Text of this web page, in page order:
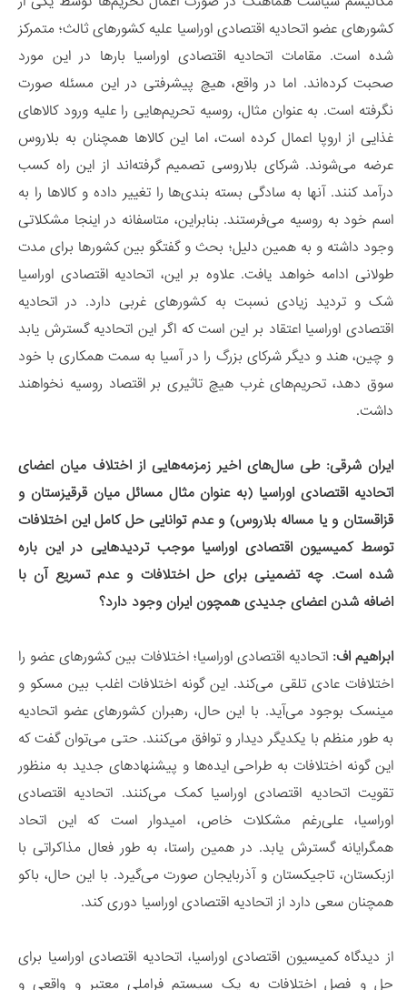
کشورهای عضو اتحادیه اقتصادی اوراسیا علیه کشورهای ثالث؛ متمرکز
شده است. مقامات اتحادیه اقتصادی اوراسیا بارها در این مورد
صحبت کرده‌اند. اما در واقع، هیچ پیشرفتی در این مسئله صورت
نگرفته است. به عنوان مثال، روسیه تحریم‌هایی را علیه ورود کالاهای
غذایی از اروپا اعمال کرده است، اما این کالاها همچنان به بلاروس
عرضه می‌شوند. شرکای بلاروسی تصمیم گرفته‌اند از این راه کسب
درآمد کنند. آنها به سادگی بسته بندی‌ها را تغییر داده و کالاها را به
اسم خود به روسیه می‌فرستند. بنابراین، متاسفانه در اینجا مشکلاتی
وجود داشته و به همین دلیل؛ بحث و گفتگو بین کشورها برای مدت
طولانی ادامه خواهد یافت. علاوه بر این، اتحادیه اقتصادی اوراسیا
شک و تردید زیادی نسبت به کشورهای غربی دارد. در اتحادیه
اقتصادی اوراسیا اعتقاد بر این است که اگر این اتحادیه گسترش یابد
و چین، هند و دیگر شرکای بزرگ را در آسیا به سمت همکاری با خود
سوق دهد، تحریم‌های غرب هیچ تاثیری بر اقتصاد روسیه نخواهند
داشت.
ایران شرقی: طی سال‌های اخیر زمزمه‌هایی از اختلاف میان اعضای
اتحادیه اقتصادی اوراسیا (به عنوان مثال مسائل میان قرقیزستان و
قزاقستان و یا مساله بلاروس) و عدم توانایی حل کامل این اختلافات
توسط کمیسیون اقتصادی اوراسیا موجب تردیدهایی در این باره
شده است. چه تضمینی برای حل اختلافات و عدم تسریع آن با
اضافه شدن اعضای جدیدی همچون ایران وجود دارد؟
ابراهیم اف: اتحادیه اقتصادی اوراسیا؛ اختلافات بین کشورهای عضو را
اختلافات عادی تلقی می‌کند. این گونه اختلافات اغلب بین مسکو و
مینسک بوجود می‌آید. با این حال، رهبران کشورهای عضو اتحادیه
به طور منظم با یکدیگر دیدار و توافق می‌کنند. حتی می‌توان گفت که
این گونه اختلافات به طراحی ایده‌ها و پیشنهادهای جدید به منظور
تقویت اتحادیه اقتصادی اوراسیا کمک می‌کنند. اتحادیه اقتصادی
اوراسیا، علی‌رغم مشکلات خاص، امیدوار است که این اتحاد
همگرایانه گسترش یابد. در همین راستا، به طور فعال مذاکراتی با
ازبکستان، تاجیکستان و آذربایجان صورت می‌گیرد. با این حال، باکو
همچنان سعی دارد از اتحادیه اقتصادی اوراسیا دوری کند.
از دیدگاه کمیسیون اقتصادی اوراسیا، اتحادیه اقتصادی اوراسیا برای
حل و فصل اختلافات به یک سیستم فراملی معتبر و واقعی و